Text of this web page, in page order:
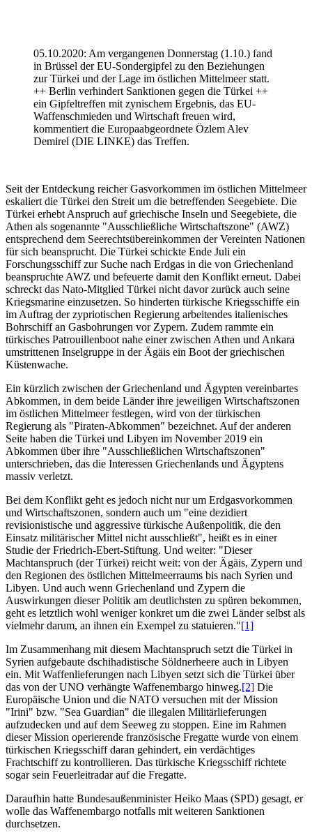
05.10.2020: Am vergangenen Donnerstag (1.10.) fand
in Brüssel der EU-Sondergipfel zu den Beziehungen
zur Türkei und der Lage im östlichen Mittelmeer statt.
++ Berlin verhindert Sanktionen gegen die Türkei ++
ein Gipfeltreffen mit zynischem Ergebnis, das EU-
Waffenschmieden und Wirtschaft freuen wird,
kommentiert die Europaabgeordnete Özlem Alev
Demirel (DIE LINKE) das Treffen.
Seit der Entdeckung reicher Gasvorkommen im östlichen Mittelmeer
eskaliert die Türkei den Streit um die betreffenden Seegebiete. Die
Türkei erhebt Anspruch auf griechische Inseln und Seegebiete, die
Athen als sogenannte "Ausschließliche Wirtschaftszone" (AWZ)
entsprechend dem Seerechtsübereinkommen der Vereinten Nationen
für sich beansprucht. Die Türkei schickte Ende Juli ein
Forschungsschiff zur Suche nach Erdgas in die von Griechenland
beanspruchte AWZ und befeuerte damit den Konflikt erneut. Dabei
schreckt das Nato-Mitglied Türkei nicht davor zurück auch seine
Kriegsmarine einzusetzen. So hinderten türkische Kriegsschiffe ein
im Auftrag der zypriotischen Regierung arbeitendes italienisches
Bohrschiff an Gasbohrungen vor Zypern. Zudem rammte ein
türkisches Patrouillenboot nahe einer zwischen Athen und Ankara
umstrittenen Inselgruppe in der Ägäis ein Boot der griechischen
Küstenwache.
Ein kürzlich zwischen der Griechenland und Ägypten vereinbartes
Abkommen, in dem beide Länder ihre jeweiligen Wirtschaftszonen
im östlichen Mittelmeer festlegen, wird von der türkischen
Regierung als "Piraten-Abkommen" bezeichnet. Auf der anderen
Seite haben die Türkei und Libyen im November 2019 ein
Abkommen über ihre "Ausschließlichen Wirtschaftszonen"
unterschrieben, das die Interessen Griechenlands und Ägyptens
massiv verletzt.
Bei dem Konflikt geht es jedoch nicht nur um Erdgasvorkommen
und Wirtschaftszonen, sondern auch um "eine dezidiert
revisionistische und aggressive türkische Außenpolitik, die den
Einsatz militärischer Mittel nicht ausschließt", heißt es in einer
Studie der Friedrich-Ebert-Stiftung. Und weiter: "Dieser
Machtanspruch (der Türkei) reicht weit: von der Ägäis, Zypern und
den Regionen des östlichen Mittelmeerraums bis nach Syrien und
Libyen. Und auch wenn Griechenland und Zypern die
Auswirkungen dieser Politik am deutlichsten zu spüren bekommen,
geht es letztlich wohl weniger konkret um die zwei Länder selbst als
vielmehr darum, an ihnen ein Exempel zu statuieren."[1]
Im Zusammenhang mit diesem Machtanspruch setzt die Türkei in
Syrien aufgebaute dschihadistische Söldnerheere auch in Libyen
ein. Mit Waffenlieferungen nach Libyen setzt sich die Türkei über
das von der UNO verhängte Waffenembargo hinweg.[2] Die
Europäische Union und die NATO versuchen mit der Mission
"Irini" bzw. "Sea Guardian" die illegalen Militärlieferungen
aufzudecken und auf dem Seeweg zu stoppen. Eine im Rahmen
dieser Mission operierende französische Fregatte wurde von einem
türkischen Kriegsschiff daran gehindert, ein verdächtiges
Frachtschiff zu kontrollieren. Das türkische Kriegsschiff richtete
sogar sein Feuerleitradar auf die Fregatte.
Daraufhin hatte Bundesaußenminister Heiko Maas (SPD) gesagt, er
wolle das Waffenembargo notfalls mit weiteren Sanktionen
durchsetzen.